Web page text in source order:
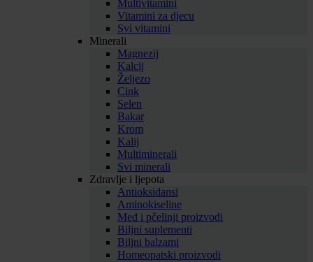
Multivitamini
Vitamini za djecu
Svi vitamini
Minerali
Magnezij
Kalcij
Željezo
Cink
Selen
Bakar
Krom
Kalij
Multiminerali
Svi minerali
Zdravlje i ljepota
Antioksidansi
Aminokiseline
Med i pčelinji proizvodi
Biljni suplementi
Biljni balzami
Homeopatski proizvodi